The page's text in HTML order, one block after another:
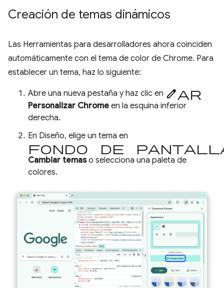
Creación de temas dinámicos
Las Herramientas para desarrolladores ahora coinciden
automáticamente con el tema de color de Chrome. Para
establecer un tema, haz lo siguiente:
Abre una nueva pestaña y haz clic en Editar
Personalizar Chrome en la esquina inferior
derecha.
En Diseño, elige un tema en
Fondo de
Cambiar temaso selecciona una paleta de
colores.